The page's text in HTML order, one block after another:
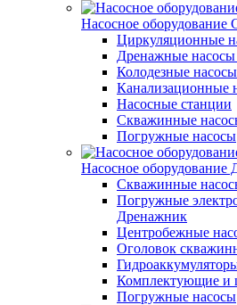
Насосное оборудование
Циркуляционные
Дренажные насосы
Колодезные насосы
Канализационные
Насосные станции
Скважинные
Погружные насосы
Насосное оборудование
Скважинные
Погружные
Дренажник
Центробежные
Оголовок
Комплектующие и
Погружные насосы